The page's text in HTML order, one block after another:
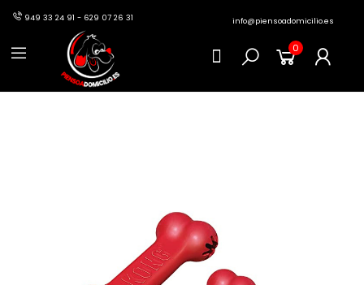
949 33 24 91 - 629 07 26 31 info@piensoadomicilio.es
0